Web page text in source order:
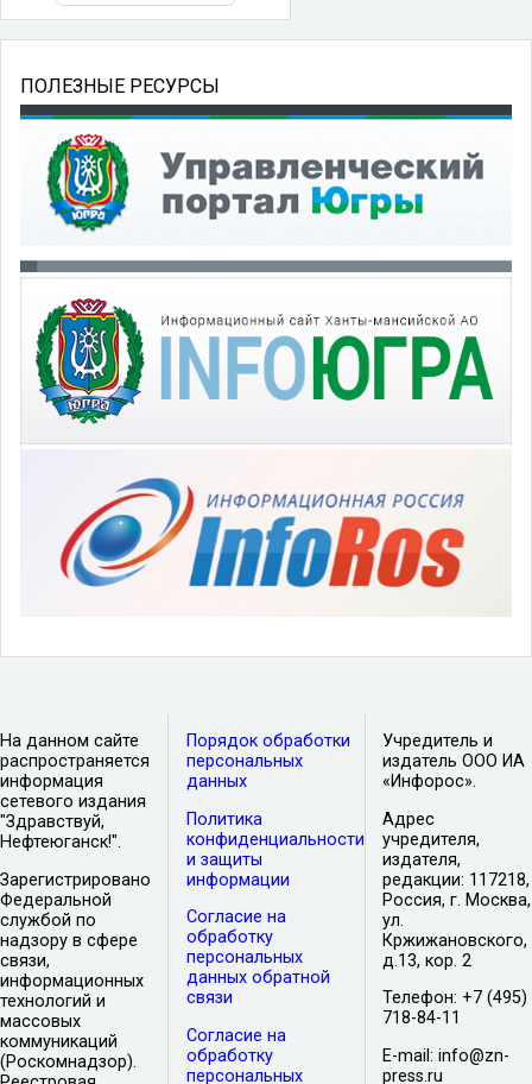
ПОЛЕЗНЫЕ РЕСУРСЫ
На данном сайте
распространяется
информация
сетевого издания
"Здравствуй,
Нефтеюганск!".
Зарегистрировано
Федеральной
службой по
надзору в сфере
связи,
информационных
технологий и
массовых
коммуникаций
(Роскомнадзор).
Порядок обработки
персональных
данных
Политика
конфиденциальности
и защиты
информации
Согласие на
обработку
персональных
данных обратной
связи
Согласие на
обработку
персональных
Учредитель и
издатель ООО ИА
«Инфорос».
Адрес
учредителя,
издателя,
редакции: 117218,
Россия, г. Москва,
ул.
Кржижановского,
д.13, кор. 2
Телефон: +7 (495)
718-84-11
E-mail: info@zn-
press.ru